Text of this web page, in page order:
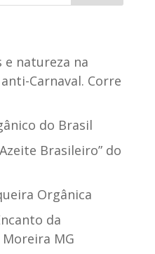
e natureza na
Carnaval. Corre
do Brasil
Brasileiro” do
Orgânica
da
MG